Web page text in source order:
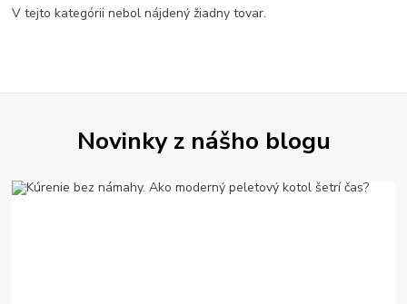
V tejto kategórii nebol nájdený žiadny tovar.
Novinky z nášho blogu